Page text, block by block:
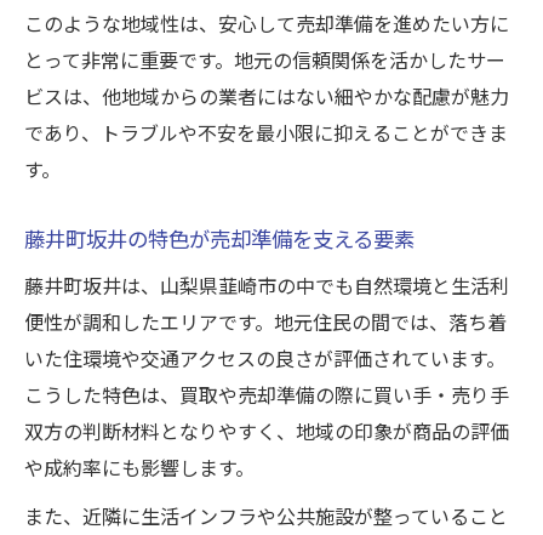
このような地域性は、安心して売却準備を進めたい方に
とって非常に重要です。地元の信頼関係を活かしたサー
ビスは、他地域からの業者にはない細やかな配慮が魅力
であり、トラブルや不安を最小限に抑えることができま
す。
藤井町坂井の特色が売却準備を支える要素
藤井町坂井は、山梨県韮崎市の中でも自然環境と生活利
便性が調和したエリアです。地元住民の間では、落ち着
いた住環境や交通アクセスの良さが評価されています。
こうした特色は、買取や売却準備の際に買い手・売り手
双方の判断材料となりやすく、地域の印象が商品の評価
や成約率にも影響します。
また、近隣に生活インフラや公共施設が整っていること